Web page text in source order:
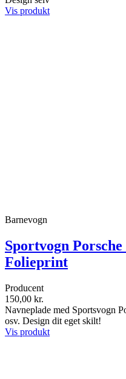
Vis produkt
Barnevogn
Sportvogn
Folieprint
Producent
150,00 kr.
Navneplade med Sportsvogn
osv. Design dit eget skilt!
Vis produkt